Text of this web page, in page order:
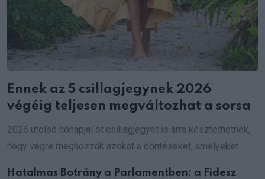
Ennek az 5 csillagjegynek 2026
végéig teljesen megváltozhat a sorsa
2026 utolsó hónapjai öt csillagjegyet is arra késztethetnek,
hogy végre meghozzák azokat a döntéseket, amelyeket
Hatalmas Botrány a Parlamentben: a Fidesz